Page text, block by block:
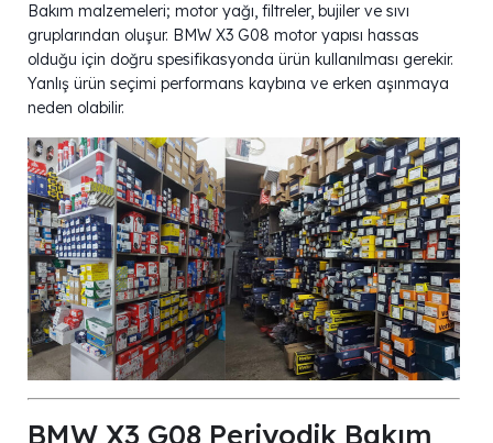
Bakım malzemeleri; motor yağı, filtreler, bujiler ve sıvı
gruplarından oluşur. BMW X3 G08 motor yapısı hassas
olduğu için doğru spesifikasyonda ürün kullanılması gerekir.
Yanlış ürün seçimi performans kaybına ve erken aşınmaya
neden olabilir.
BMW X3 G08 Periyodik Bakım